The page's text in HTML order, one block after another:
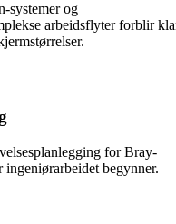
systemer og
arbeidsflyter forblir
for Bray-
ingeniørarbeidet begynner.